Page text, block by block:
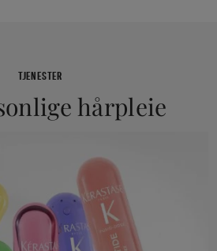
TJENESTER
hårpleie